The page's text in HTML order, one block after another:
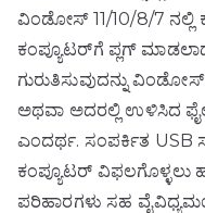
ವಿಂಡೋಸ್ 11/10/8/7 ನಲ್ಲಿ
ಕಂಪ್ಯೂಟರ್‌ಗೆ ಪ್ಲಗ್
ಗುರುತಿಸುವುದನ್ನು
ಅಥವಾ ಅದರಲ್ಲಿ ಉಳಿಸಿದ
ಎಂದರ್ಥ. ಸಂಪರ್ಕಿತ USB
ಕಂಪ್ಯೂಟರ್ ವಿಫಲಗೊಳ್ಳಲು
ಪರಿಹಾರಗಳು ಸಹ